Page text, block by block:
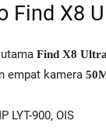
Find X8
Find X8 Ultra
empat kamera
LYT-900, OIS